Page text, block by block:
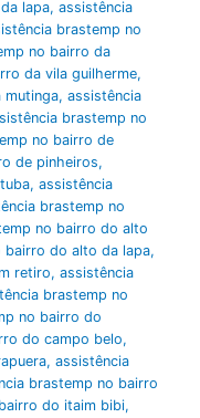
lapa, assistência
brastemp no
no bairro da
da vila guilherme,
mutinga, assistência
brastemp no
no bairro de
de pinheiros,
, assistência
brastemp no
no bairro do alto
bairro do alto da lapa,
retiro, assistência
brastemp no
no bairro do
do campo belo,
, assistência
brastemp no bairro
do itaim bibi,